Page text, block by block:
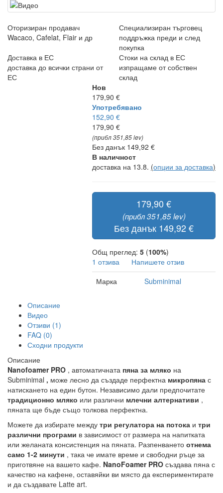
Оторизиран продавач
Wacaco, Cafelat, Flair и др
Специализиран търговец
поддръжка преди и след
покупка
Доставка в ЕС
доставка до всички страни от
ЕС
Стоки на склад в ЕС
изпращаме от собствен
склад
Нов
179,90 €
Употребявано
152,90 €
179,90 €
(прибл 351,85 lev)
Без данък 149,92 €
В наличност
доставка на 13.8. (опции за доставка)
179,90 €
(прибл 351,85 lev)
Без данък 149,92 €
Общ преглед: 5 (100%)
1 отзива
Напишете отзив
Марка
Subminimal
Описание
Видео
Отзиви (1)
FAQ (0)
Сходни продукти
Описание
Nanofoamer PRO , автоматичната пяна за мляко на
Subminimal , може лесно да създаде перфектна микропяна с
натискането на един бутон. Независимо дали предпочитате
традиционно мляко или различни млечни алтернативи ,
пяната ще бъде също толкова перфектна.
Можете да избирате между три регулатора на потока и три
различни програми в зависимост от размера на напитката
или желаната консистенция на пяната. Разпенването отнема
само 1-2 минути , така че имате време и свободни ръце за
приготвяне на вашето кафе. NanoFoamer PRO създава пяна с
качество на кафене, оставяйки ви място да експериментирате
и да създавате Latte art.